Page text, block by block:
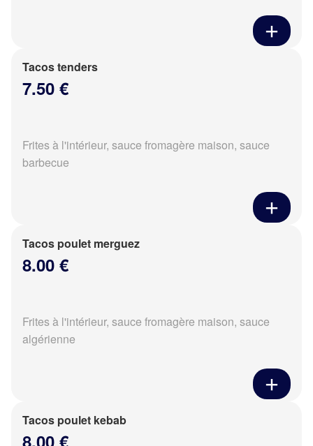
Tacos tenders
7.50 €
Frites à l'intérieur, sauce fromagère maison, sauce
barbecue
Tacos poulet merguez
8.00 €
Frites à l'intérieur, sauce fromagère maison, sauce
algérienne
Tacos poulet kebab
8.00 €